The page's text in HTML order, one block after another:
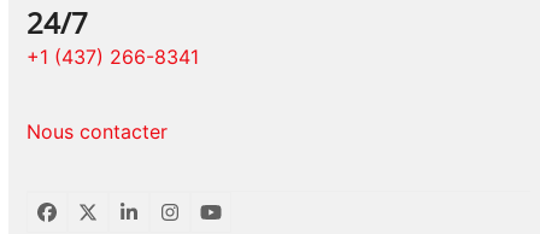
24/7
+1 (437) 266-8341
Nous contacter
Facebook
TwitterLinkedInInstagram
YouTube